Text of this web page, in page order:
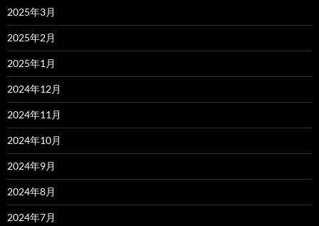
2025年3月
2025年2月
2025年1月
2024年12月
2024年11月
2024年10月
2024年9月
2024年8月
2024年7月